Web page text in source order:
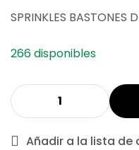
SPRINKLES BASTONES
266 disponibles
Añadir a la lista de